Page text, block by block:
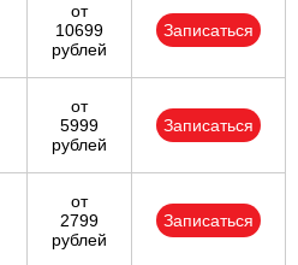
от
10699
рублей
Записаться
от
5999
рублей
Записаться
от
2799
рублей
Записаться